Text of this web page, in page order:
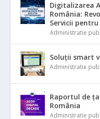
Digitalizarea
România:
Servicii
Administratie
Soluții smart
Administratie
Raportul de
România
Administratie